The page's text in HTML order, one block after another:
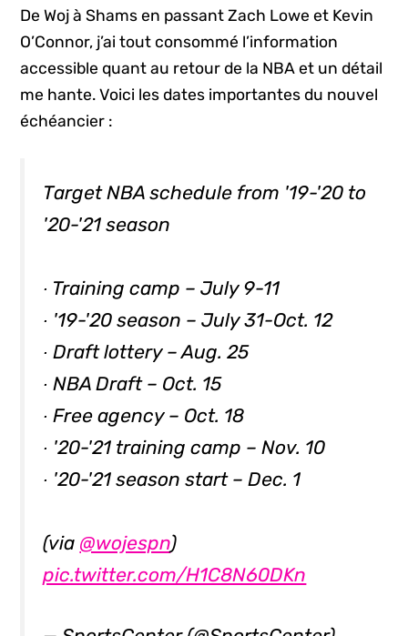
De Woj à Shams en passant Zach Lowe et Kevin
O’Connor, j’ai tout consommé l’information
accessible quant au retour de la NBA et un détail
me hante. Voici les dates importantes du nouvel
échéancier :
Target NBA schedule from '19-'20 to
'20-'21 season
∙ Training camp – July 9-11
∙ '19-'20 season – July 31-Oct. 12
∙ Draft lottery – Aug. 25
∙ NBA Draft – Oct. 15
∙ Free agency – Oct. 18
∙ '20-'21 training camp – Nov. 10
∙ '20-'21 season start – Dec. 1
(via @wojespn)
pic.twitter.com/H1C8N60DKn